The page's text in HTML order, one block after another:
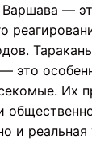
—
это
Их
и реальная